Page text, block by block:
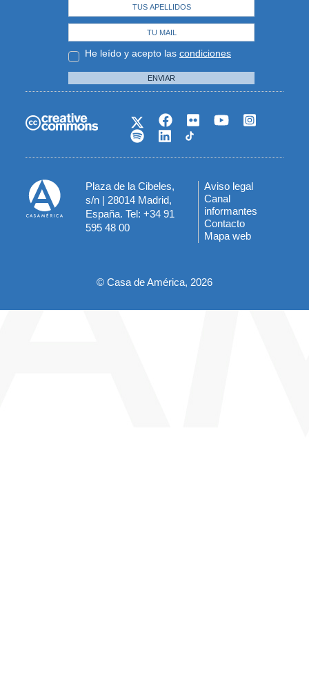
He leído y acepto las condiciones
ENVIAR
Plaza de la Cibeles,
s/n | 28014 Madrid,
España. Tel: +34 91
595 48 00
Menú
del
pie
Aviso legal
Canal
informantes
Contacto
Mapa web
© Casa de América, 2026